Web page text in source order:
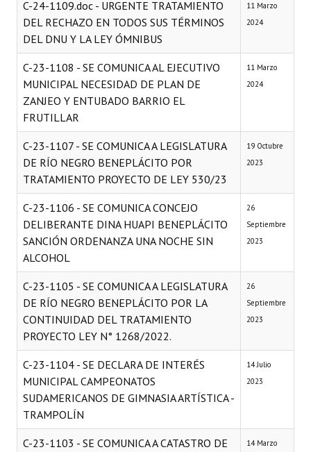
C-24-1109.doc - URGENTE TRATAMIENTO
DEL RECHAZO EN TODOS SUS TÉRMINOS
DEL DNU Y LA LEY ÓMNIBUS
11 Marzo
2024
C-23-1108 - SE COMUNICA AL EJECUTIVO
MUNICIPAL NECESIDAD DE PLAN DE
ZANJEO Y ENTUBADO BARRIO EL
FRUTILLAR
11 Marzo
2024
C-23-1107 - SE COMUNICA A LEGISLATURA
DE RÍO NEGRO BENEPLÁCITO POR
TRATAMIENTO PROYECTO DE LEY 530/23
19 Octubre
2023
C-23-1106 - SE COMUNICA CONCEJO
DELIBERANTE DINA HUAPI BENEPLÁCITO
SANCIÓN ORDENANZA UNA NOCHE SIN
ALCOHOL
26
Septiembre
2023
C-23-1105 - SE COMUNICA A LEGISLATURA
DE RÍO NEGRO BENEPLÁCITO POR LA
CONTINUIDAD DEL TRATAMIENTO
PROYECTO LEY N° 1268/2022.
26
Septiembre
2023
C-23-1104 - SE DECLARA DE INTERÉS
MUNICIPAL CAMPEONATOS
SUDAMERICANOS DE GIMNASIA ARTÍSTICA -
TRAMPOLÍN
14 Julio
2023
C-23-1103 - SE COMUNICA A CATASTRO DE
14 Marzo